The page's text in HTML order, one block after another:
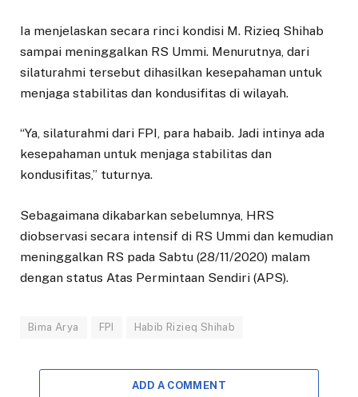
Ia menjelaskan secara rinci kondisi M. Rizieq Shihab
sampai meninggalkan RS Ummi. Menurutnya, dari
silaturahmi tersebut dihasilkan kesepahaman untuk
menjaga stabilitas dan kondusifitas di wilayah.
“Ya, silaturahmi dari FPI, para habaib. Jadi intinya ada
kesepahaman untuk menjaga stabilitas dan
kondusifitas,” tuturnya.
Sebagaimana dikabarkan sebelumnya, HRS
diobservasi secara intensif di RS Ummi dan kemudian
meninggalkan RS pada Sabtu (28/11/2020) malam
dengan status Atas Permintaan Sendiri (APS).
Bima Arya FPI Habib Rizieq Shihab
ADD A COMMENT